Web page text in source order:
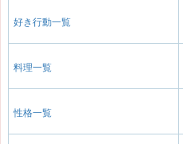
好き行動一覧
料理一覧
性格一覧